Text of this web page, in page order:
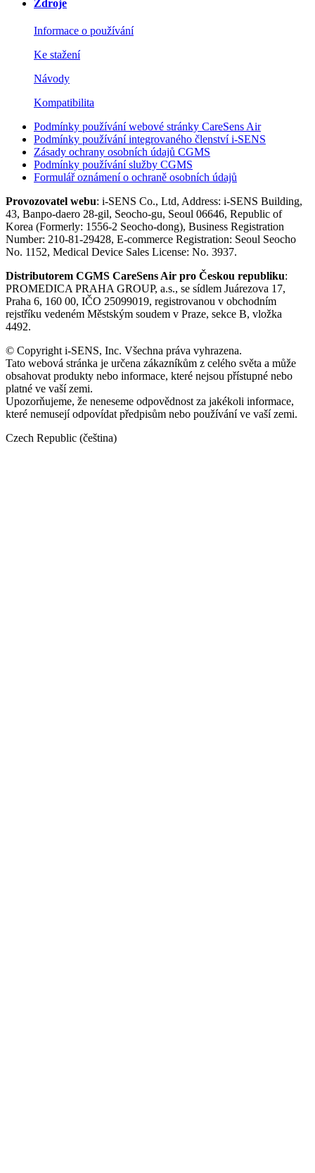
Zdroje
Informace o používání
Ke stažení
Návody
Kompatibilita
Podmínky používání webové stránky CareSens Air
Podmínky používání integrovaného členství i-SENS
Zásady ochrany osobních údajů CGMS
Podmínky používání služby CGMS
Formulář oznámení o ochraně osobních údajů
Provozovatel webu: i-SENS Co., Ltd, Address: i-SENS Building,
43, Banpo-daero 28-gil, Seocho-gu, Seoul 06646, Republic of
Korea (Formerly: 1556-2 Seocho-dong), Business Registration
Number: 210-81-29428, E-commerce Registration: Seoul Seocho
No. 1152, Medical Device Sales License: No. 3937.
Distributorem CGMS CareSens Air pro Českou republiku:
PROMEDICA PRAHA GROUP, a.s., se sídlem Juárezova 17,
Praha 6, 160 00, IČO 25099019, registrovanou v obchodním
rejstříku vedeném Městským soudem v Praze, sekce B, vložka
4492.
© Copyright i-SENS, Inc. Všechna práva vyhrazena.
Tato webová stránka je určena zákazníkům z celého světa a může
obsahovat produkty nebo informace, které nejsou přístupné nebo
platné ve vaší zemi.
Upozorňujeme, že neneseme odpovědnost za jakékoli informace,
které nemusejí odpovídat předpisům nebo používání ve vaší zemi.
Czech Republic (čeština)